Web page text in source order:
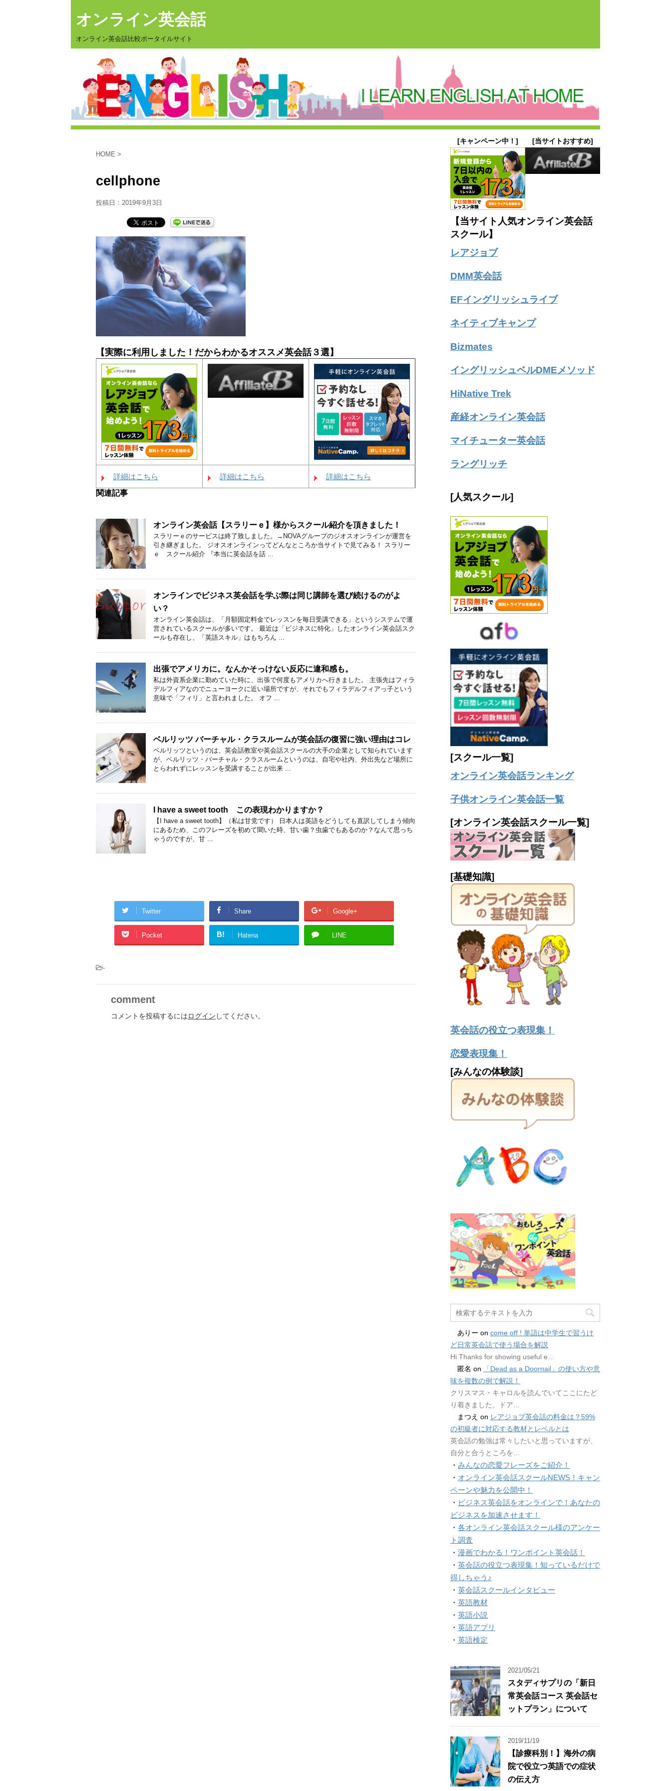
オンライン英会話
オンライン英会話比較ポータイルサイト
HOME >
cellphone
投稿日： 2019年9月3日
【実際に利用しました！だからわかるオススメ英会話３選】
詳細はこちら 詳細はこちら
詳細はこちら
関連記事
オンライン英会話【スラリーｅ】様からスクール紹介を頂きました！
スラリーｅのサービスは終了致しました。→NOVAグループのジオスオンラインが運営を
引き継ぎました。 ジオスオンラインってどんなところか当サイトで見てみる！ スラリー
ｅ スクール紹介 『本当に英会話を話 ...
オンラインでビジネス英会話を学ぶ際は同じ講師を選び続けるのがよ
い？
オンライン英会話は、「月額固定料金でレッスンを毎日受講できる」というシステムで運
営されているスクールが多いです。 最近は「ビジネスに特化」したオンライン英会話スク
ールも存在し、「英語スキル」はもちろん ...
出張でアメリカに。なんかそっけない反応に違和感も。
私は外資系企業に勤めていた時に、出張で何度もアメリカへ行きました。 主張先はフィラ
デルフィアなのでニューヨークに近い場所ですが、それでもフィラデルフィアっ子という
意味で「フィリ」と言われました。 オフ ...
ベルリッツ バーチャル・クラスルームが英会話の復習に強い理由はコレ
ベルリッツというのは、英会話教室や英会話スクールの大手の企業として知られています
が、ベルリッツ・バーチャル・クラスルームというのは、自宅や社内、外出先など場所に
とらわれずにレッスンを受講することが出来 ...
I have a sweet tooth この表現わかりますか？
【I have a sweet tooth】（私は甘党です） 日本人は英語をどうしても直訳してしまう傾向
にあるため、このフレーズを初めて聞いた時、甘い歯？虫歯でもあるのか？なんて思っち
ゃうのですが、甘 ...
Twitter Share Google+
Pocket B! Hatena LINE
-
comment
コメントを投稿するにはログイン してください。
[キャンペーン中！] [当サイトおすすめ]
【当サイト人気オンライン英会話
スクール】
レアジョブ
DMM英会話
EFイングリッシュライブ
ネイティブキャンプ
Bizmates
イングリッシュベルDMEメソッド
HiNative Trek
産経オンライン英会話
マイチューター英会話
ラングリッチ
[人気スクール]
[スクール一覧]
オンライン英会話ランキング
子供オンライン英会話一覧
[オンライン英会話スクール一覧]
[基礎知識]
英会話の役立つ表現集！
恋愛表現集！
[みんなの体験談]
ありー on come off ! 単語は中学生で習うけ
ど日常英会話で使う場合を解説
Hi Thanks for showing useful e…
匿名 on
「Dead as a Doornail」の使い方や意
味を複数の例で解説！
クリスマス・キャロルを読んでいてここにたど
り着きました。ドア…
まつえ on レアジョブ英会話の料金は？59%
の初級者に対応する教材とレベルとは
英会話の勉強は常々したいと思っていますが、
自分と合うところを…
・ みんなの恋愛フレーズをご紹介！
・ オンライン英会話スクールNEWS！キャン
ペーンや魅力を公開中！
・ ビジネス英会話をオンラインで！あなたの
ビジネスを加速させます！
・ 各オンライン英会話スクール様のアンケー
ト調査
・ 漫画でわかる！ワンポイント英会話！
・ 英会話の役立つ表現集！知っているだけで
得しちゃう♪
・ 英会話スクールインタビュー
・ 英語教材
・ 英語小説
・ 英語アプリ
・ 英語検定
2021/05/21
スタディサプリの「新日
常英会話コース 英会話セ
ットプラン」について
2019/11/19
【診療科別！】海外の病
院で役立つ英語での症状
の伝え方